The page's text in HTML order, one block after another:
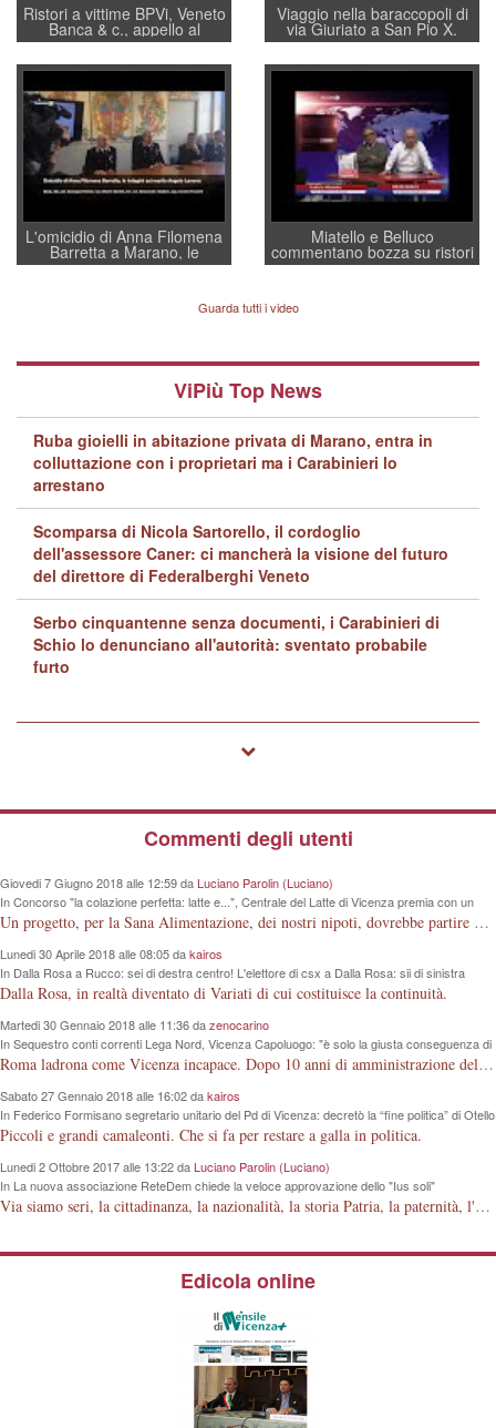
Ristori a vittime BPVi, Veneto
Banca & c., appello al
sottosegretario Alessio
Villarosa: per mettere ordine
convochi con Di Maio CNCU
a supporto della cabina di
regia al Mef
Viaggio nella baraccopoli di
via Giuriato a San Pio X.
Vicenza ai Vicentini: “faremo
un regalo di Natale ai
residenti”
L'omicidio di Anna Filomena
Barretta a Marano, le
indagini dei carabinieri di
Lavarra: più avvincenti di
quelle di... Barbara D'Urso
Miatello e Belluco
commentano bozza su ristori
BPVi e Veneto Banca
Guarda tutti i video
ViPiù Top News
Ruba gioielli in abitazione privata di Marano, entra in
colluttazione con i proprietari ma i Carabinieri lo
arrestano
Scomparsa di Nicola Sartorello, il cordoglio
dell'assessore Caner: ci mancherà la visione del futuro
del direttore di Federalberghi Veneto
Serbo cinquantenne senza documenti, i Carabinieri di
Schio lo denunciano all'autorità: sventato probabile
furto
Commenti degli utenti
Giovedi 7 Giugno 2018 alle 12:59 daLuciano Parolin (Luciano)
In Concorso "la colazione perfetta: latte e...", Centrale del Latte di Vicenza premia con un
iPad Primaria "G. Rodari" e altre 4 scuole
Un progetto, per la Sana Alimentazione, dei nostri nipoti, dovrebbe partire dalla conoscenza della Mucca da Latte. La Vacca che produce la materia prima. Meno lezioni, più visioni dirette.
Lunedi 30 Aprile 2018 alle 08:05 dakairos
In Dalla Rosa a Rucco: sei di destra centro! L'elettore di csx a Dalla Rosa: sii di sinistra
centro!
Dalla Rosa, in realtà diventato di Variati di cui costituisce la continuità.
Martedi 30 Gennaio 2018 alle 11:36 dazenocarino
In Sequestro conti correnti Lega Nord, Vicenza Capoluogo: "è solo la giusta conseguenza di
un modo sbagliato di intendere la politica"
Roma ladrona come Vicenza incapace. Dopo 10 anni di amministrazione della nostra Città, questi signori guardano la lontana "luna e non il dito", che hanno davanti agli occhi.
Sabato 27 Gennaio 2018 alle 16:02 dakairos
In Federico Formisano segretario unitario del Pd di Vicenza: decretò la “fine politica” di Otello
Dalla Rosa, ora lo accompagnerà per le amministrative 2018
Piccoli e grandi camaleonti. Che si fa per restare a galla in politica.
Lunedi 2 Ottobre 2017 alle 13:22 daLuciano Parolin (Luciano)
In La nuova associazione ReteDem chiede la veloce approvazione dello "Ius soli"
Via siamo seri, la cittadinanza, la nazionalità, la storia Patria, la paternità, l'articolo 29 della Costituzione della Repubblica Italiana, è fatta dagli Italiani ! Mio bisnonno, poi mio nonno, poi mio padre, in 150 anni, hanno costruito la Nazione Italiana. La Guerra 15-18 con milioni di morti a cosa è servita? A niente ? Dove erano i Nostri sapientoni nel 1848, dove erano nel 1915 e via discorrendo? Si deve o meno essere orgogliosi di appartenere alla STIRPE ITALIANA ? Siamo orgogliosi o no della FERRARI italiana ? Lo Ius solo, è una piccola porcheria "elettorale" che modifica la stessa struttura Familiare prevista dalla Costituzione. Come si fa a regalare 2000 anni di Storia ai cittadini (?) islamici, senza rendersi conto della evoluzione dei tempi, dei fatti, e di quanto questi Ci Odiano! Amen.
Edicola online